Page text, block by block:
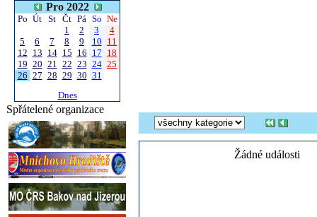
Pro 2022
Po Út St Čt Pá So Ne
1
2 3
4
5
6 7 8 9 10 11
12 13 14 15 16 17 18
19 20 21 22 23 24 25
26 27 28 29 30 31
Dnes
Spřátelené organizace
Žádné události